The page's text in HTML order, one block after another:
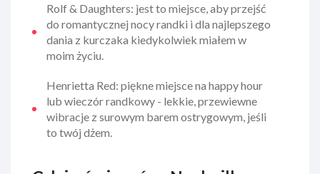
Rolf & Daughters: jest to miejsce, aby przejść
do romantycznej nocy randki i dla najlepszego
dania z kurczaka kiedykolwiek miałem w
moim życiu.
Henrietta Red: piękne miejsce na happy hour
lub wieczór randkowy - lekkie, przewiewne
wibracje z surowym barem ostrygowym, jeśli
to twój dżem.